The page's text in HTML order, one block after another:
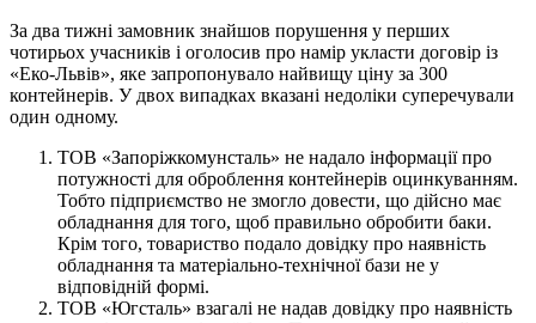
За два тижні замовник знайшов порушення у перших
чотирьох учасників і оголосив про намір укласти договір із
«Еко-Львів», яке запропонувало найвищу ціну за 300
контейнерів. У двох випадках вказані недоліки суперечували
один одному.
ТОВ «Запоріжкомунсталь» не надало інформації про
потужності для оброблення контейнерів оцинкуванням.
Тобто підприємство не змогло довести, що дійсно має
обладнання для того, щоб правильно обробити баки.
Крім того, товариство подало довідку про наявність
обладнання та матеріально-технічної бази не у
відповідній формі.
ТОВ «Югсталь» взагалі не надав довідку про наявність